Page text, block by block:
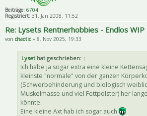
Beiträge: 6704
Registriert: 31. Jan 2008, 11:52
Re: Lysets Rentnerhobbies - Endlos WIP
von chaotic» 8. Nov 2025, 19:33
Lyset hat geschrieben: ↑
Ich habe ja sogar extra eine kleine
kleinste "normale" von der ganzen
(Schwerbehinderung und biologisch
Muskelmasse und viel Fettpolster) her
könnte.
Eine kleine Axt hab ich sogar auch